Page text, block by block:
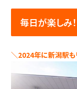
毎日が楽しみ
＼2024年に新潟駅も